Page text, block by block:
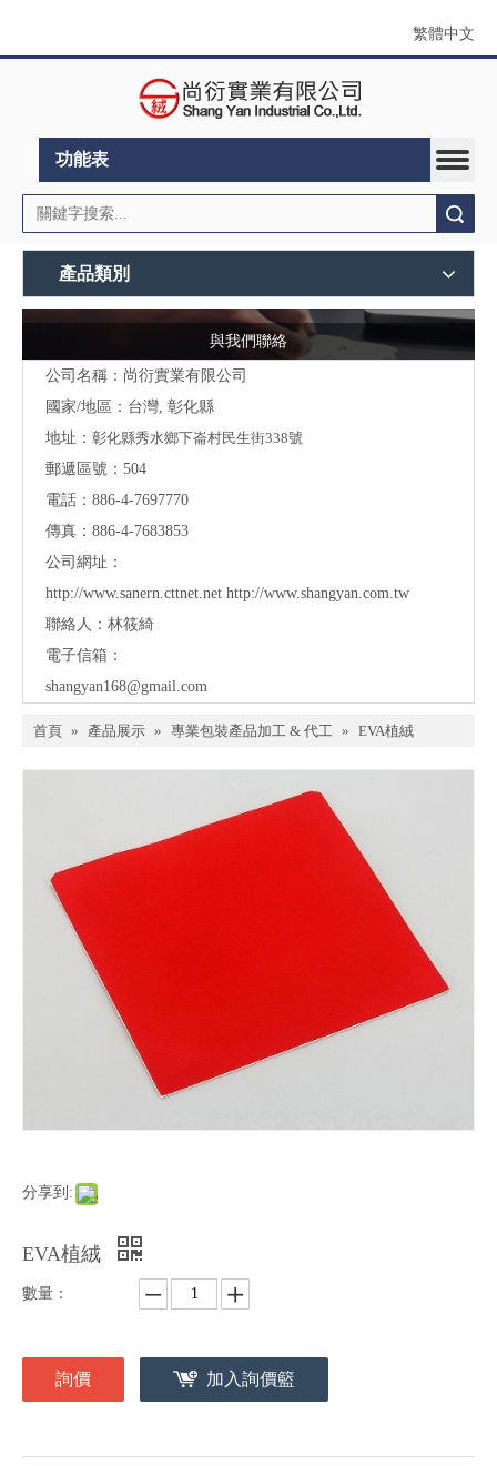
繁體中文
功能表
產品類別
與我們聯絡
公司名稱：尚衍實業有限公司
國家/地區：台灣, 彰化縣
地址： 彰化縣秀水鄉下崙村民生街338號
郵遞區號：504
電話：886-4-7697770
傳真：886-4-7683853
公司網址：
http://www.sanern.cttnet.net http://www.shangyan.com.tw
聯絡人：林筱綺
電子信箱：
shangyan168@gmail.com
首頁 » 產品展示 » 專業包裝產品加工 & 代工 » EVA植絨
分享到:
EVA植絨
數量：
詢價 加入詢價籃